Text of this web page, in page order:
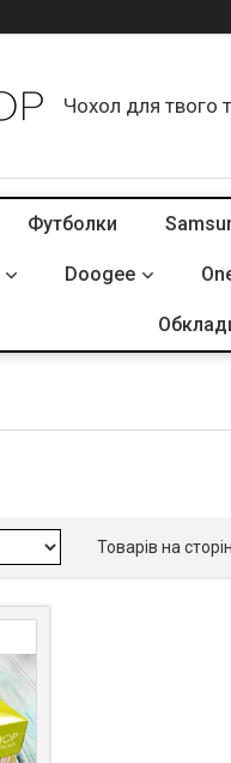
Чохол для твого
Футболки
Doogee